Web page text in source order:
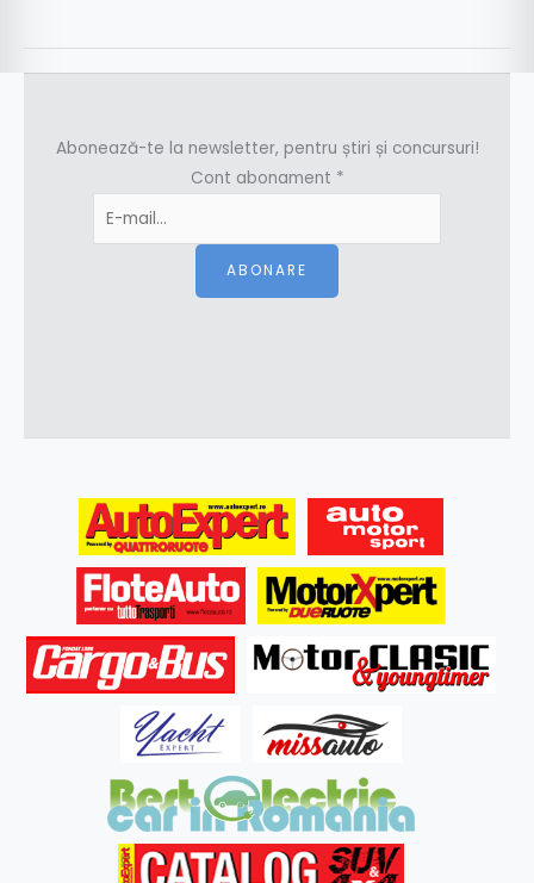
Abonează-te la newsletter, pentru știri și concursuri!
Cont abonament *
ABONARE